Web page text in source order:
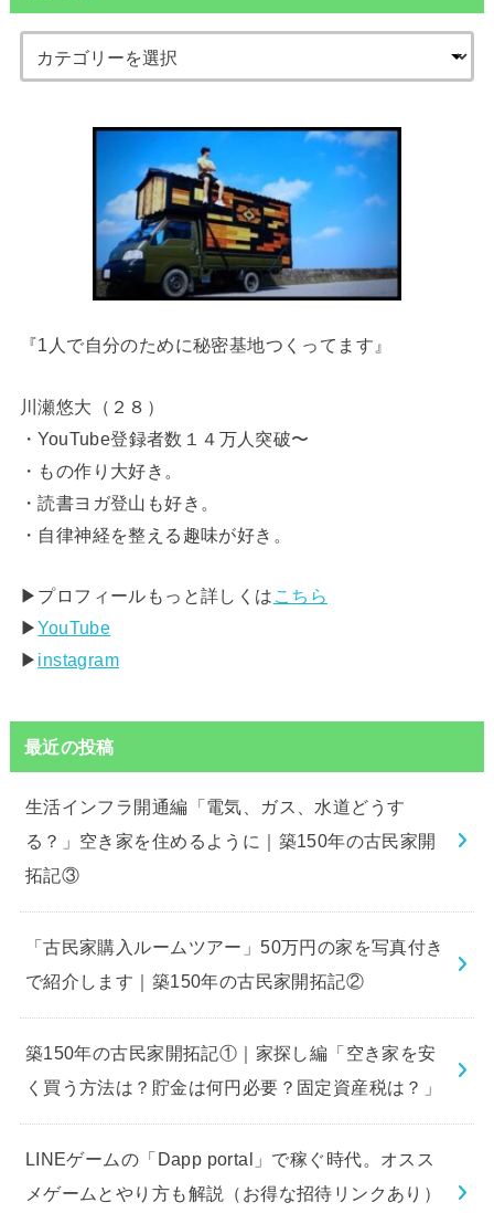
『1人で自分のために秘密基地つくってます』
川瀬悠大（２８）
・YouTube登録者数１４万人突破〜
・もの作り大好き。
・読書ヨガ登山も好き。
・自律神経を整える趣味が好き。
▶︎プロフィールもっと詳しくは こちら
▶︎YouTube
▶︎ instagram
最近の投稿
生活インフラ開通編「電気、ガス、水道どうす
る？」空き家を住めるように｜築150年の古民家開
拓記③
「古民家購入ルームツアー」50万円の家を写真付き
で紹介します｜築150年の古民家開拓記②
築150年の古民家開拓記①｜家探し編「空き家を安
く買う方法は？貯金は何円必要？固定資産税は？」
LINEゲームの「Dapp portal」で稼ぐ時代。オスス
メゲームとやり方も解説（お得な招待リンクあり）